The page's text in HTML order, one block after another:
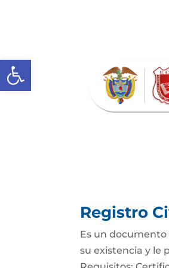
Abrir barra de herramientas
Registro
Es un
su existencia y le